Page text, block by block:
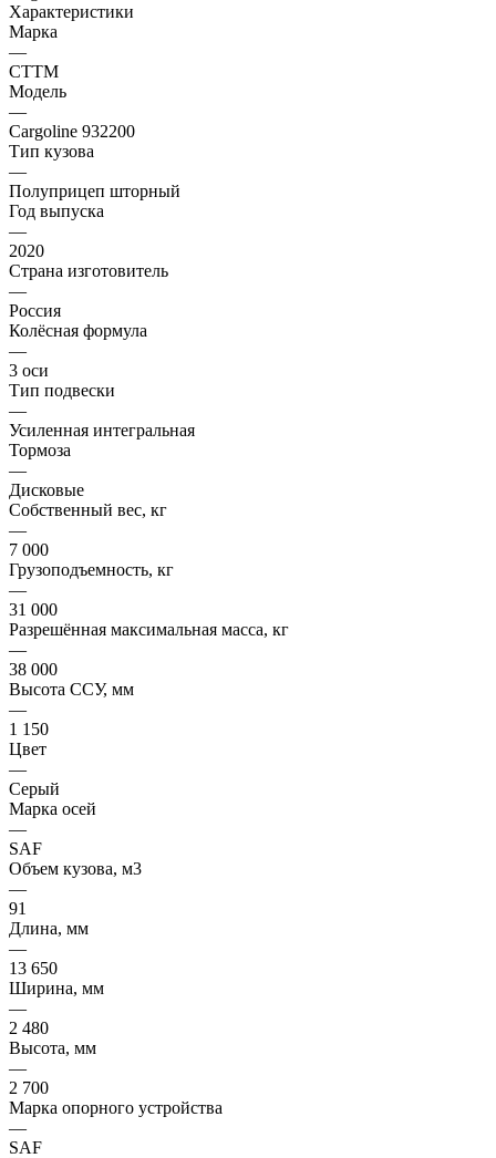
Характеристики
Марка
—
CTTM
Модель
—
Cargoline 932200
Тип кузова
—
Полуприцеп шторный
Год выпуска
—
2020
Страна изготовитель
—
Россия
Колёсная формула
—
3 оси
Тип подвески
—
Усиленная интегральная
Тормоза
—
Дисковые
Собственный вес, кг
—
7 000
Грузоподъемность, кг
—
31 000
Разрешённая максимальная масса, кг
—
38 000
Высота ССУ, мм
—
1 150
Цвет
—
Серый
Марка осей
—
SAF
Объем кузова, м3
—
91
Длина, мм
—
13 650
Ширина, мм
—
2 480
Высота, мм
—
2 700
Марка опорного устройства
—
SAF